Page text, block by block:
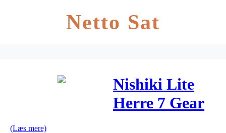
Netto Sat
Nishiki Lite
Herre 7 Gear
(Læs mere)